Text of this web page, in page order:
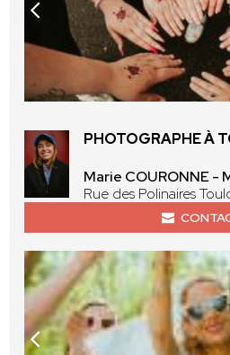
PHOTOGRAPHE À
Marie COURONNE -
Rue des Polinaires